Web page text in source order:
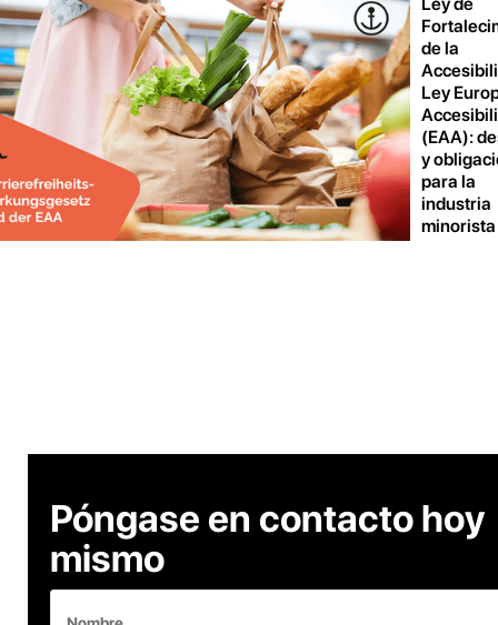
Ley de
de la
Ley
(EAA):
y
para la
industria
minorista
Póngase en contacto hoy
mismo